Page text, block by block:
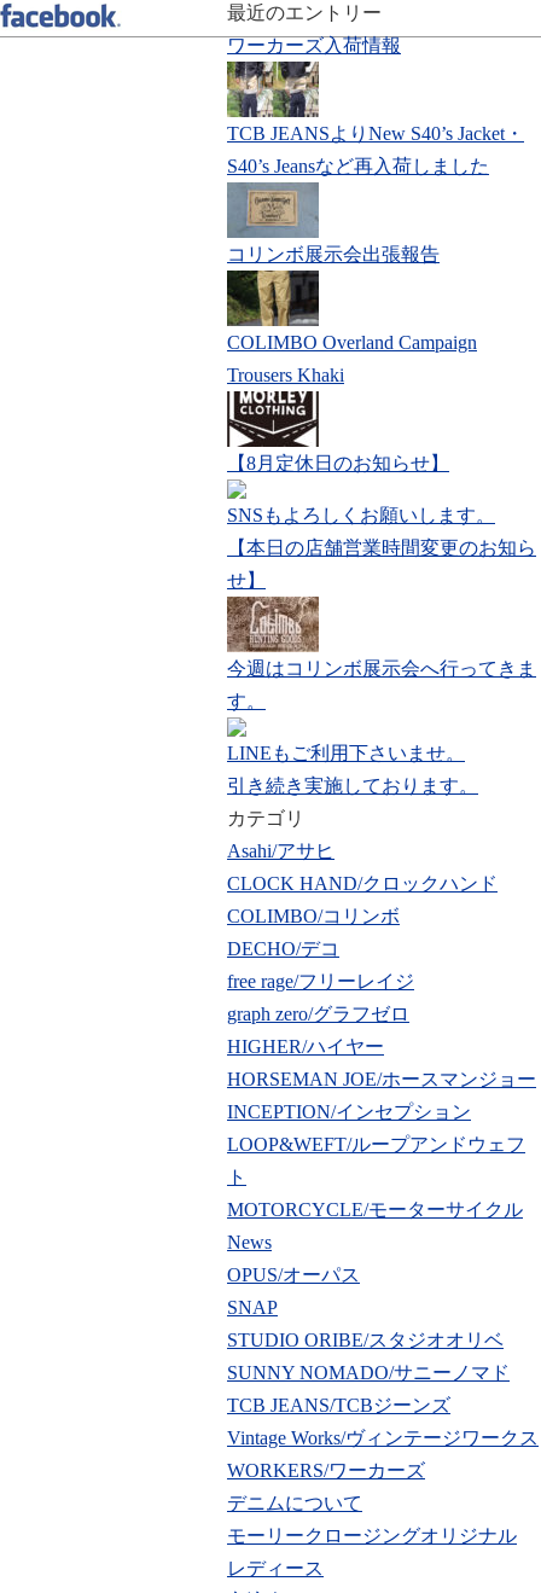
索:
最近のエントリー
ワーカーズ入荷情報
TCB JEANSよりNew S40’s Jacket・
S40’s Jeansなど再入荷しました
コリンボ展示会出張報告
COLIMBO Overland Campaign
Trousers Khaki
【8月定休日のお知らせ】
SNSもよろしくお願いします。
【本日の店舗営業時間変更のお知ら
せ】
今週はコリンボ展示会へ行ってきま
す。
LINEもご利用下さいませ。
引き続き実施しております。
カテゴリ
Asahi/アサヒ
CLOCK HAND/クロックハンド
COLIMBO/コリンボ
DECHO/デコ
free rage/フリーレイジ
graph zero/グラフゼロ
HIGHER/ハイヤー
HORSEMAN JOE/ホースマンジョー
INCEPTION/インセプション
LOOP&WEFT/ループアンドウェフ
ト
MOTORCYCLE/モーターサイクル
News
OPUS/オーパス
SNAP
STUDIO ORIBE/スタジオオリベ
SUNNY NOMADO/サニーノマド
TCB JEANS/TCBジーンズ
Vintage Works/ヴィンテージワークス
WORKERS/ワーカーズ
デニムについて
モーリークロージングオリジナル
レディース